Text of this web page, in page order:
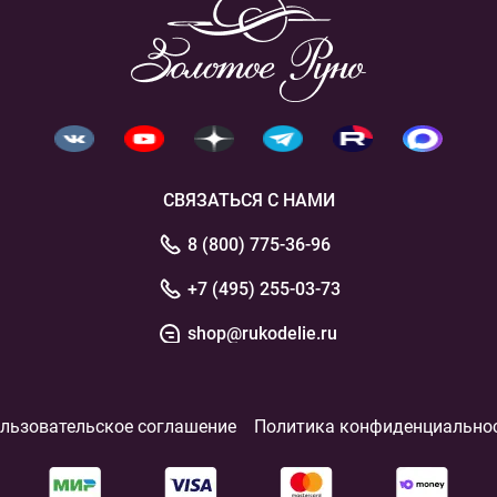
СВЯЗАТЬСЯ С НАМИ
8 (800) 775-36-96
+7 (495) 255-03-73
shop@rukodelie.ru
соглашение Политика